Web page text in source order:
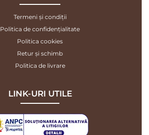
Termeni și condiții
Politica de confidențialitate
Politica cookies
Retur și schimb
Politica de livrare
LINK-URI UTILE